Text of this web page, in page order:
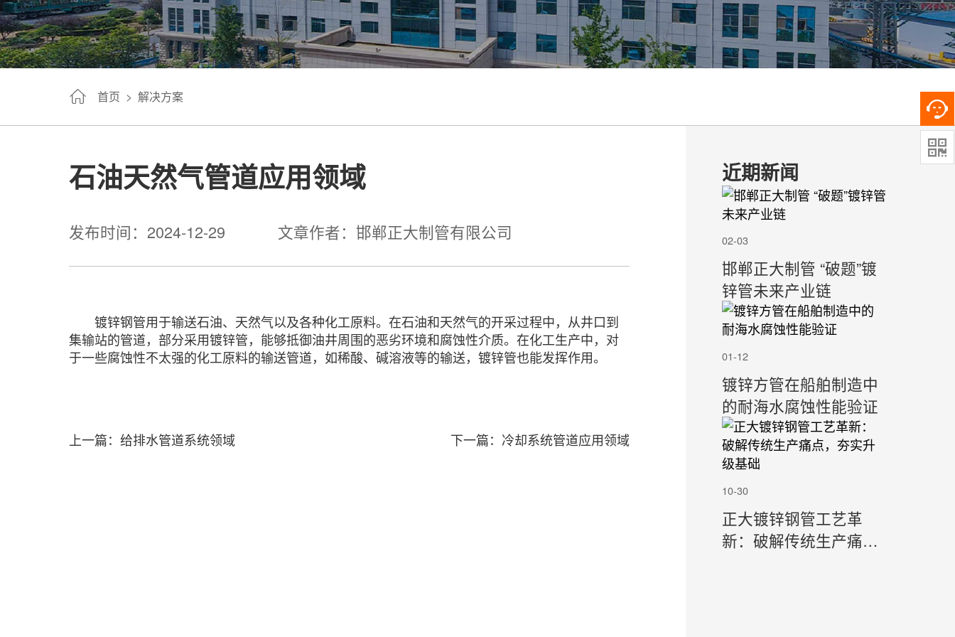
首页 > 解决方案
石油天然气管道应用领域
发布时间：2024-12-29 文章作者：邯郸正大制管有限公司
镀锌钢管用于输送石油、天然气以及各种化工原料。在石油和天然气的开采过程中，从井口到
集输站的管道，部分采用镀锌管，能够抵御油井周围的恶劣环境和腐蚀性介质。在化工生产中，对
于一些腐蚀性不太强的化工原料的输送管道，如稀酸、碱溶液等的输送，镀锌管也能发挥作用。
上一篇：给排水管道系统领域 下一篇：冷却系统管道应用领域
近期新闻
02-03
邯郸正大制管 “破题”镀
锌管未来产业链
01-12
镀锌方管在船舶制造中
的耐海水腐蚀性能验证
10-30
正大镀锌钢管工艺革
新：破解传统生产痛
